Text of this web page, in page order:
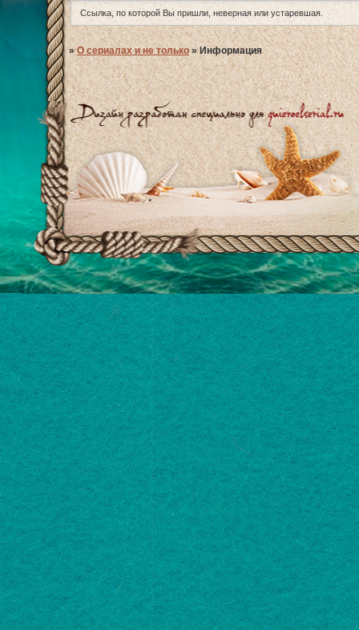
Ссылка, по которой Вы пришли, неверная или устаревшая.
»О сериалах и не только »Информация